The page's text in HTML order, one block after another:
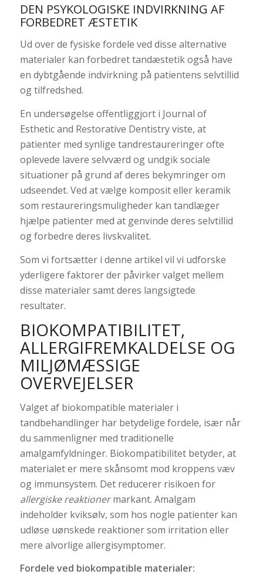
DEN PSYKOLOGISKE INDVIRKNING AF
FORBEDRET ÆSTETIK
Ud over de fysiske fordele ved disse alternative
materialer kan forbedret tandæstetik også have
en dybtgående indvirkning på patientens selvtillid
og tilfredshed.
En undersøgelse offentliggjort i Journal of
Esthetic and Restorative Dentistry viste, at
patienter med synlige tandrestaureringer ofte
oplevede lavere selvværd og undgik sociale
situationer på grund af deres bekymringer om
udseendet. Ved at vælge komposit eller keramik
som restaureringsmuligheder kan tandlæger
hjælpe patienter med at genvinde deres selvtillid
og forbedre deres livskvalitet.
Som vi fortsætter i denne artikel vil vi udforske
yderligere faktorer der påvirker valget mellem
disse materialer samt deres langsigtede
resultater.
BIOKOMPATIBILITET,
ALLERGIFREMKALDELSE OG
MILJØMÆSSIGE
OVERVEJELSER
Valget af biokompatible materialer i
tandbehandlinger har betydelige fordele, især når
du sammenligner med traditionelle
amalgamfyldninger. Biokompatibilitet betyder, at
materialet er mere skånsomt mod kroppens væv
og immunsystem. Det reducerer risikoen for
allergiske reaktionermarkant. Amalgam
indeholder kviksølv, som hos nogle patienter kan
udløse uønskede reaktioner som irritation eller
mere alvorlige allergisymptomer.
Fordele ved biokompatible materialer: